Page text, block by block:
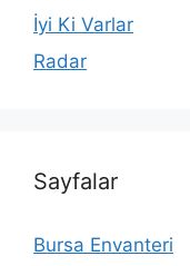
İyi Ki Varlar
Radar
Sayfalar
Bursa Envanteri